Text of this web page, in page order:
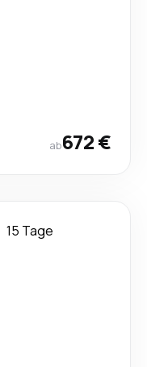
ab672 €
15 Tage